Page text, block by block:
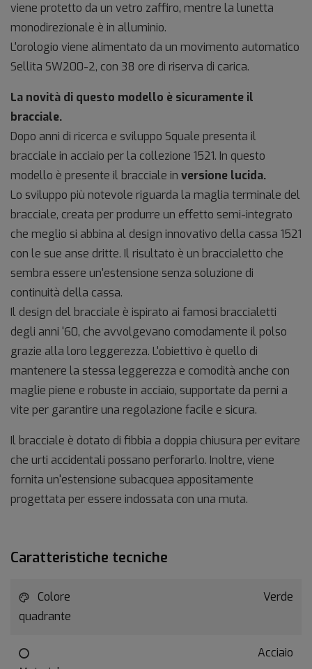
viene protetto da un vetro zaffiro, mentre la lunetta
monodirezionale è in alluminio.
L'orologio viene alimentato da un movimento automatico
Sellita SW200-2, con 38 ore di riserva di carica.
La novità di questo modello è sicuramente il
bracciale.
Dopo anni di ricerca e sviluppo Squale presenta il
bracciale in acciaio per la collezione 1521. In questo
modello è presente il bracciale in versione lucida.
Lo sviluppo più notevole riguarda la maglia terminale del
bracciale, creata per produrre un effetto semi-integrato
che meglio si abbina al design innovativo della cassa 1521
con le sue anse dritte. Il risultato è un braccialetto che
sembra essere un'estensione senza soluzione di
continuità della cassa.
Il design del bracciale è ispirato ai famosi braccialetti
degli anni '60, che avvolgevano comodamente il polso
grazie alla loro leggerezza. L'obiettivo è quello di
mantenere la stessa leggerezza e comodità anche con
maglie piene e robuste in acciaio, supportate da perni a
vite per garantire una regolazione facile e sicura.
Il bracciale è dotato di fibbia a doppia chiusura per evitare
che urti accidentali possano perforarlo. Inoltre, viene
fornita un'estensione subacquea appositamente
progettata per essere indossata con una muta.
Caratteristiche tecniche
Colore
quadrante
Verde
Acciaio